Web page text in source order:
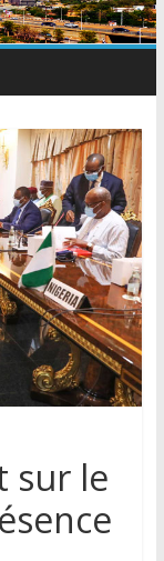
en audience
du Kawar.
aux économies
Faso et du
sur le